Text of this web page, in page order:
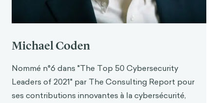
Renforcez votre stratégie avec des scénarios
cybernétiques. Boston Consulting Group & The
https://app.hubspot.com/documents/3834397/v
Renforcez votre stratégie avec des scénarios
cybernétiques. (2021). [Transcription dela
vidéoconférence].
Michael Coden
Nommé n°6 dans "The Top 50 Cybersecurity
Leaders of 2021" par The Consulting Report pour
ses contributions innovantes à la cybersécurité,